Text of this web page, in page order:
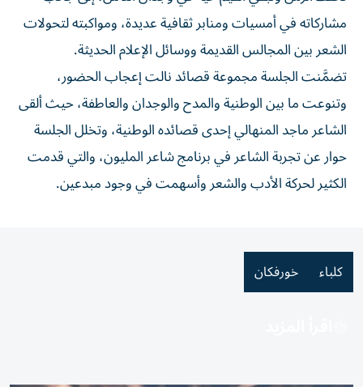
مشاركاته في أمسيات ومنابر ثقافية عديدة، ومواكبته لتحولات
الشعر بين المجالس القديمة ووسائل الإعلام الحديثة.
تضمَّنت الجلسة مجموعة قصائد نالت إعجاب الحضور،
وتنوعت ما بين الوطنية والمدح والوجدان والعاطفة، حيث ألقى
الشاعر ماجد المنهالي إحدى قصائده الوطنية، وتخلل الجلسة
حوار عن تجربة الشاعر في برنامج شاعر المليون، والتي قدمت
الكثير لحركة الأدب والشعر وأسهمت في وجود مبدعين.
كلباء خورفكان